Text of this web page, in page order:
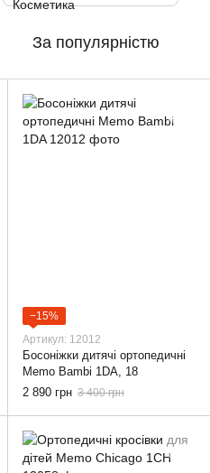
За популярністю
−15%
Артикул: 12012
Босоніжки дитячі ортопедичні
Memo Bambi 1DA, 18
2 890 грн 3 400 грн